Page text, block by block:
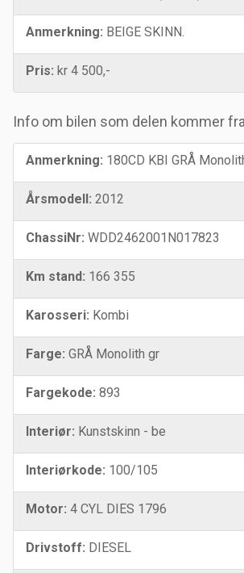
Anmerkning: BEIGE SKINN.
Pris: kr 4 500,-
Info om bilen som delen kommer fra
Anmerkning: 180CD KBI GRÅ
Årsmodell: 2012
ChassiNr: WDD2462001N017823
Km stand: 166 355
Karosseri: Kombi
Farge: GRÅ Monolith gr
Fargekode: 893
Interiør: Kunstskinn - be
Interiørkode: 100/105
Motor: 4 CYL DIES 1796
Drivstoff: DIESEL